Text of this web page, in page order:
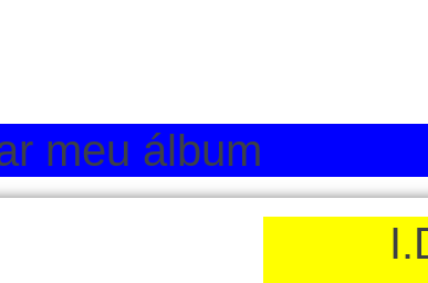
meu álbum